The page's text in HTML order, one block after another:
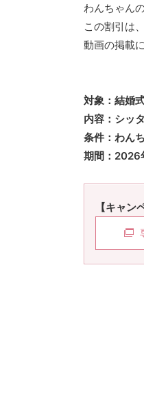
わんちゃん
この割引は
動画の掲載
対象：結婚
内容：シッ
条件：わん
期間：2026
【キャ